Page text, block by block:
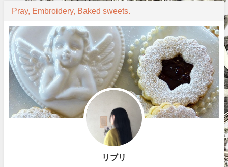
Pray, Embroidery, Baked sweets.
リブリ